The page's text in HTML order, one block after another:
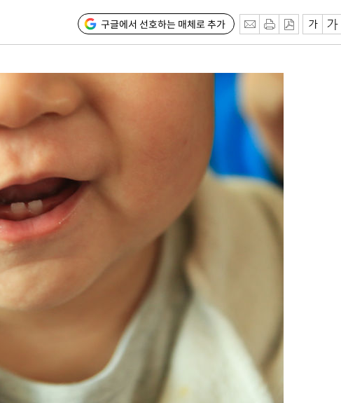
구글에서 선호하는 매체로 추가